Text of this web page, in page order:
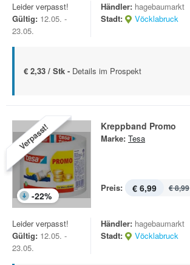
Leider verpasst!
Gültig: 12.05. -
23.05.
Händler: hagebaumarkt
Stadt:
Vöcklabruck
€ 2,33 / Stk - Details im Prospekt
Verpasst!
-22%
Kreppband Promo
Marke: Tesa
Preis: € 6,99 € 8,99
Leider verpasst!
Gültig: 12.05. -
23.05.
Händler: hagebaumarkt
Stadt:
Vöcklabruck